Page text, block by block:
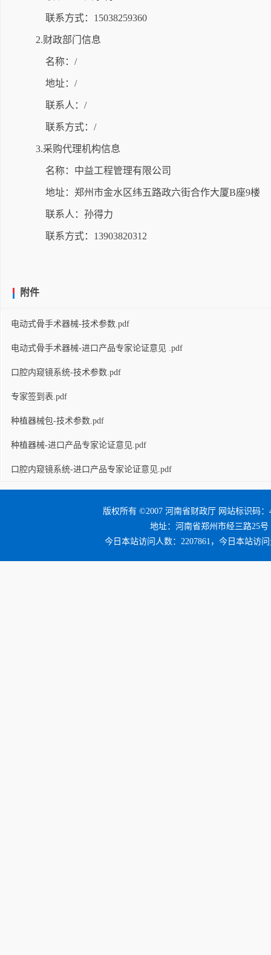
联系方式：15038259360
2.财政部门信息
名称：/
地址：/
联系人：/
联系方式：/
3.采购代理机构信息
名称：中益工程管理有限公司
地址：郑州市金水区纬五路政六街合作大厦B座9楼
联系人：孙得力
联系方式：13903820312
附件
电动式骨手术器械-技术参数.pdf
电动式骨手术器械-进口产品专家论证意见 .pdf
口腔内窥镜系统-技术参数.pdf
专家签到表.pdf
种植器械包-技术参数.pdf
种植器械-进口产品专家论证意见.pdf
口腔内窥镜系统-进口产品专家论证意见.pdf
版权所有 ©2007 河南省财政厅 网站标识码：
地址：河南省郑州市经三路25号
今日本站访问人数：2207861，今日本站访